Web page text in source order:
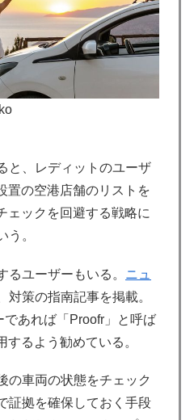
と、レディットのユーザ
置の空港店舗のリストを
ェックを回避する戦略に
う。
るユーザーもいる。 ニュ
対策の指南記事を掲載。
あれば「Proofr」と呼ば
るよう勧めている。
の車両の状態をチェック
証拠を確保しておく手段